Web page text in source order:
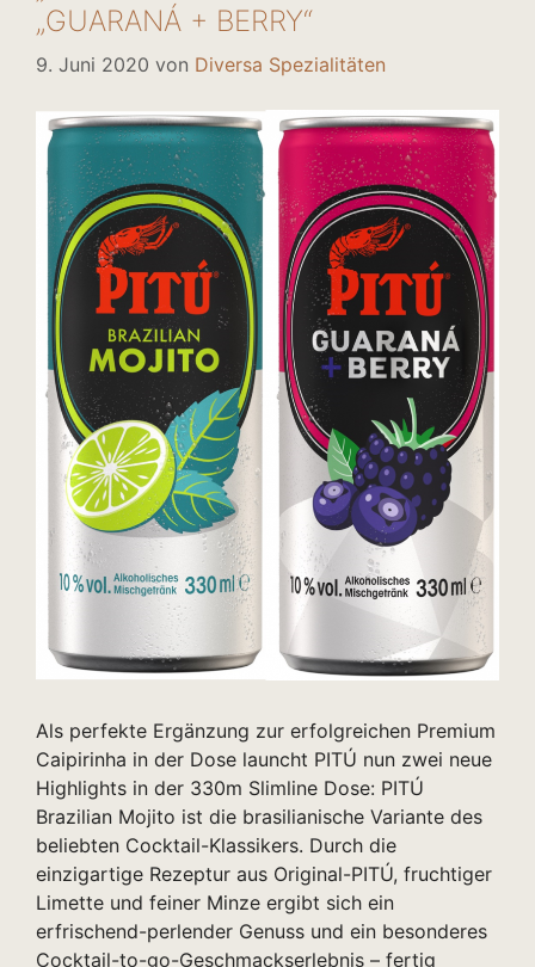
„GUARANÁ + BERRY“
9. Juni 2020 von Diversa Spezialitäten
Als perfekte Ergänzung zur erfolgreichen Premium
Caipirinha in der Dose launcht PITÚ nun zwei neue
Highlights in der 330m Slimline Dose: PITÚ
Brazilian Mojito ist die brasilianische Variante des
beliebten Cocktail-Klassikers. Durch die
einzigartige Rezeptur aus Original-PITÚ, fruchtiger
Limette und feiner Minze ergibt sich ein
erfrischend-perlender Genuss und ein besonderes
Cocktail-to-go-Geschmackserlebnis – fertig